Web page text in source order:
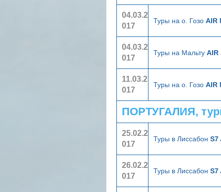
04.03.2
017
Туры на о. Гозо AIR
04.03.2
017
Туры на Мальту AIR
11.03.2
017
Туры на о. Гозо AIR
ПОРТУГАЛИЯ,
25.02.2
017
Туры в Лиссабон S7
26.02.2
017
Туры в Лиссабон S7